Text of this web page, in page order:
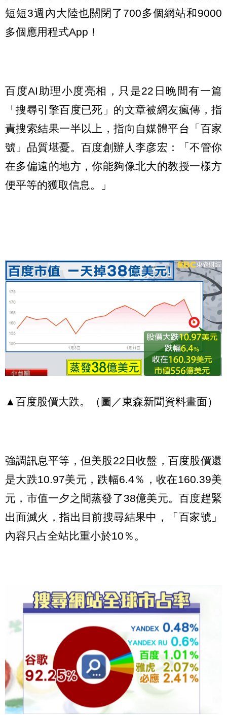
短短3週內大陸也關閉了700多個網站和9000
多個應用程式App！
百度AI助理小度亮相，只是22日晚間有一篇
「搜尋引擎百度已死」的文章被網友瘋傳，指
責搜索結果一半以上，指向自媒體平台「百家
號」品質堪憂。百度創辦人李彦宏：「不管你
在多偏遠的地方，你能夠像北大的教授一樣方
便平等的獲取信息。」
▲百度股價大跌。（圖／東森新聞資料畫面）
強調訊息平等，但美股22日收盤，百度股價還
是大跌10.97美元，跌幅6.4％，收在160.39美
元，市值一夕之間蒸發了38億美元。百度趕緊
出面滅火，指出目前搜尋結果中，「百家號」
內容只占全站比重小於10％。